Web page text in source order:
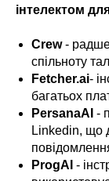
інтелектом
Crew-
спільноту
Fetcher.ai-
багатьох
PersanaAI -
Linkedin, що
ProgAI -